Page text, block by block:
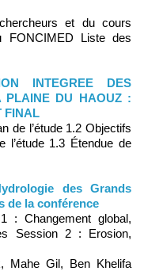
et du cours
FONCIMED Liste des
INTEGREE DES
PLAINE DU HAOUZ :
FINAL
de l’étude 1.2 Objectifs
l’étude 1.3 Étendue de
des Grands
de la conférence
: Changement global,
Session 2 : Erosion,
Mahe Gil, Ben Khelifa